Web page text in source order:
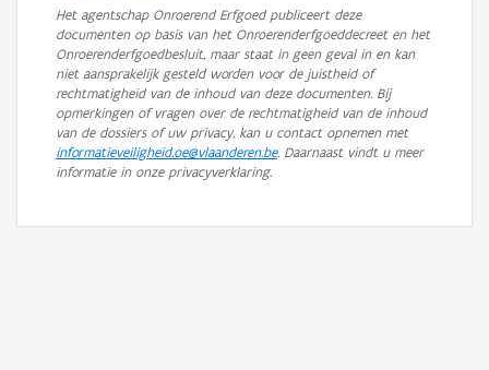
Het agentschap Onroerend Erfgoed publiceert deze
documenten op basis van het Onroerenderfgoeddecreet en het
Onroerenderfgoedbesluit, maar staat in geen geval in en kan
niet aansprakelijk gesteld worden voor de juistheid of
rechtmatigheid van de inhoud van deze documenten. Bij
opmerkingen of vragen over de rechtmatigheid van de inhoud
van de dossiers of uw privacy, kan u contact opnemen met
informatieveiligheid.oe@vlaanderen.be. Daarnaast vindt u meer
informatie in onze privacyverklaring.